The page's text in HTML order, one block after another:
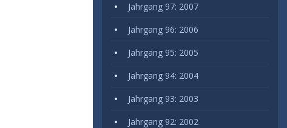
Jahrgang 97: 2007
Jahrgang 96: 2006
Jahrgang 95: 2005
Jahrgang 94: 2004
Jahrgang 93: 2003
Jahrgang 92: 2002